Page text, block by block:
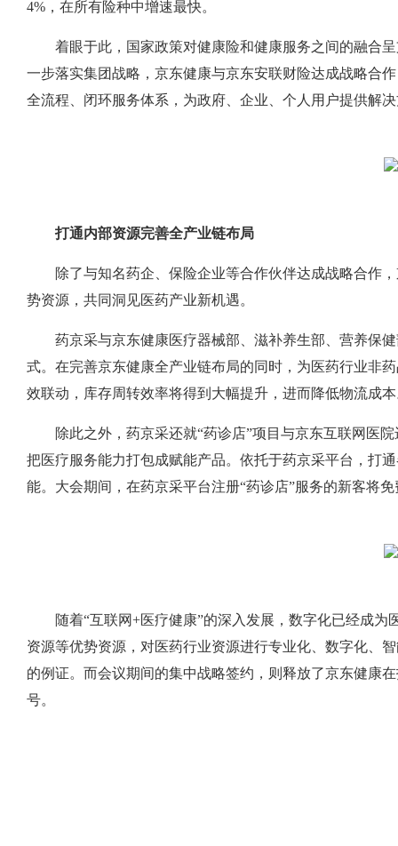
4%，在所有险种中增速最快。
着眼于此，国家政策对健康险和健康服务之间的融合
一步落实集团战略，京东健康与京东安联财险达成战略合
全流程、闭环服务体系，为政府、企业、个人用户提供解
打通内部资源完善全产业链布局
除了与知名药企、保险企业等合作伙伴达成战略合作
势资源，共同洞见医药产业新机遇。
药京采与京东健康医疗器械部、滋补养生部、营养保
式。在完善京东健康全产业链布局的同时，为医药行业非
效联动，库存周转效率将得到大幅提升，进而降低物流成
除此之外，药京采还就“药诊店”项目与京东互联网医
把医疗服务能力打包成赋能产品。依托于药京采平台，打
能。大会期间，在药京采平台注册“药诊店”服务的新客将
随着“互联网+医疗健康”的深入发展，数字化已经成
资源等优势资源，对医药行业资源进行专业化、数字化、
的例证。而会议期间的集中战略签约，则释放了京东健康
号。